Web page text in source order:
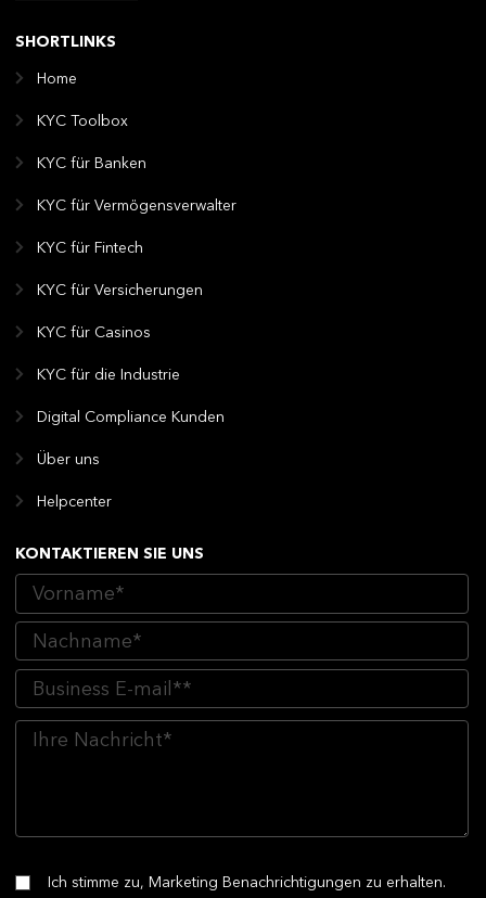
SHORTLINKS
Home
KYC Toolbox
KYC für Banken
KYC für Vermögensverwalter
KYC für Fintech
KYC für Versicherungen
KYC für Casinos
KYC für die Industrie
Digital Compliance Kunden
Über uns
Helpcenter
KONTAKTIEREN SIE UNS
Ich stimme zu, Marketing Benachrichtigungen zu erhalten.